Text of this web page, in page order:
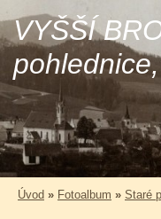
VYŠŠÍ
Úvod » Fotoalbum » Staré